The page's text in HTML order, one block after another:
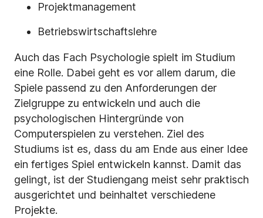
Projektmanagement
Betriebswirtschaftslehre
Auch das Fach Psychologie spielt im Studium
eine Rolle. Dabei geht es vor allem darum, die
Spiele passend zu den Anforderungen der
Zielgruppe zu entwickeln und auch die
psychologischen Hintergründe von
Computerspielen zu verstehen. Ziel des
Studiums ist es, dass du am Ende aus einer Idee
ein fertiges Spiel entwickeln kannst. Damit das
gelingt, ist der Studiengang meist sehr praktisch
ausgerichtet und beinhaltet verschiedene
Projekte.